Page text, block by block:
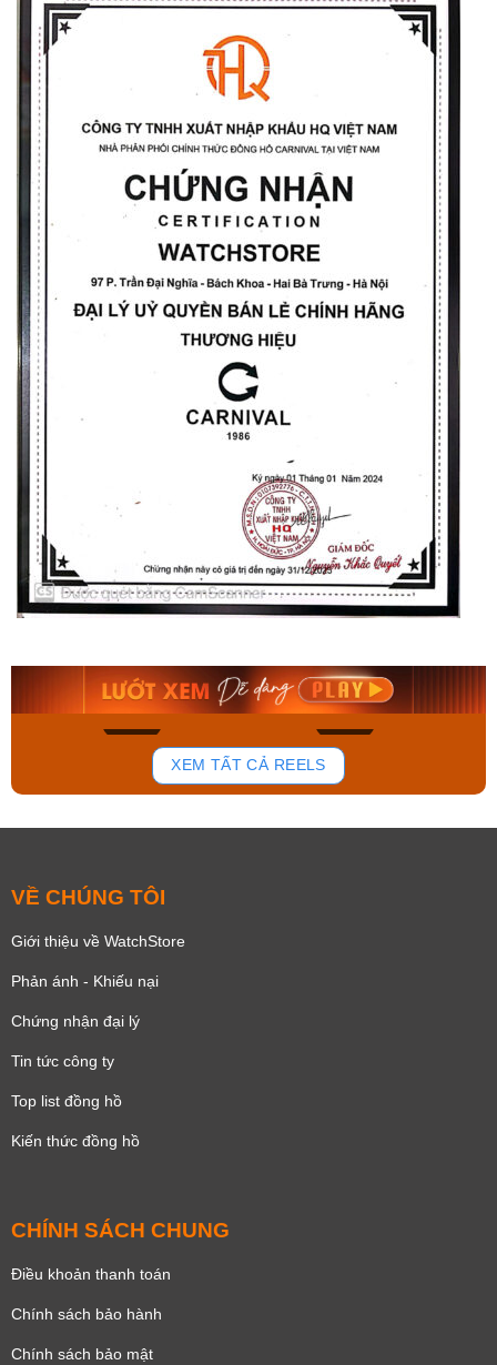
168
Orient Nam RA-
Mua ngay
Casio Nam MTS-
Mua ngay
XEM TẤT CẢ REELS
VỀ CHÚNG TÔI
Giới thiệu về WatchStore
Phản ánh - Khiếu nại
Chứng nhận đại lý
Tin tức công ty
Top list đồng hồ
Kiến thức đồng hồ
CHÍNH SÁCH CHUNG
Điều khoản thanh toán
Chính sách bảo hành
Chính sách bảo mật